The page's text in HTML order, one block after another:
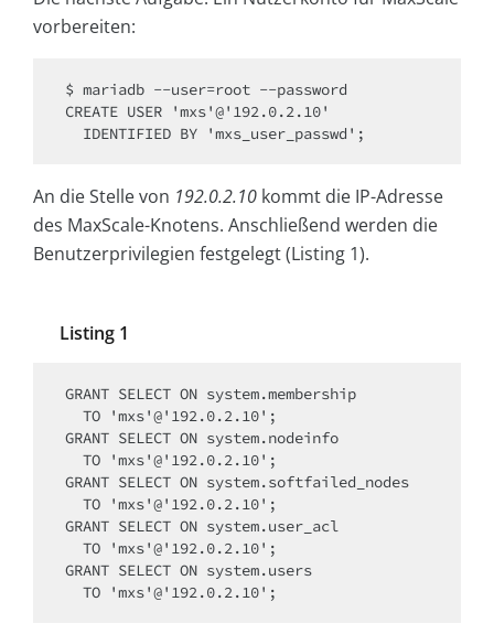
vorbereiten:
$ mariadb --user=root --password
CREATE USER 'mxs'@'192.0.2.10'
  IDENTIFIED BY 'mxs_user_passwd';
An die Stelle von 192.0.2.10 kommt die IP-Adresse
des MaxScale-Knotens. Anschließend werden die
Benutzerprivilegien festgelegt (Listing 1).
Listing 1
GRANT SELECT ON system.membership
GRANT SELECT ON system.nodeinfo
GRANT SELECT ON system.softfailed_nodes
GRANT SELECT ON system.user_acl
GRANT SELECT ON system.users
  TO 'mxs'@'192.0.2.10';